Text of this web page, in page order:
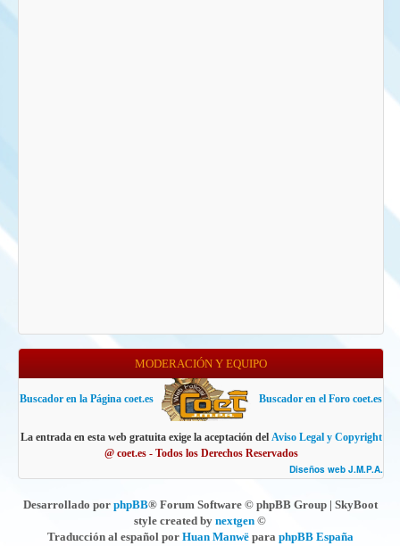
MODERACIÓN Y EQUIPO
Buscador en la Página coet.es Buscador en el Foro coet.es
La entrada en esta web gratuita exige la aceptación del Aviso Legal y Copyright
@ coet.es - Todos los Derechos Reservados
Diseños web J.M.P.A.
Desarrollado por phpBB® Forum Software © phpBB Group | SkyBoot
style created by nextgen ©
Traducción al español por Huan Manwëpara phpBB España